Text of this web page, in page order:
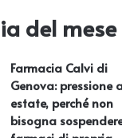
del mese
Farmacia Calvi di
Genova: pressione
estate, perché non
bisogna